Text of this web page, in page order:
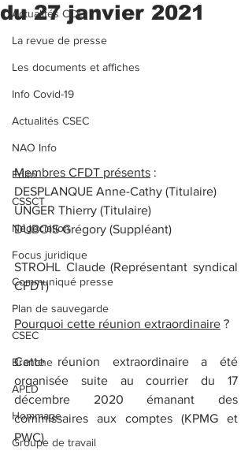
Actualités CCE
La revue de presse
Les documents et affiches
Info Covid-19
Actualités CSEC
NAO Info
Edito
CSSCT
Négociation
Focus juridique
Communiqué presse
Plan de sauvegarde
CSEC
Branche
APLD
Hommage
Groupe de travail
du 27 janvier 2021
Membres CFDT présents :
DESPLANQUE Anne-Cathy (Titulaire)
UNGER Thierry (Titulaire)
DUBOIS Grégory (Suppléant)
STROHL Claude (Représentant syndical
CFDT)
Pourquoi cette réunion extraordinaire ?
Cette réunion extraordinaire a été
organisée suite au courrier du 17
décembre 2020 émanant des
commissaires aux comptes (KPMG et
PWC).